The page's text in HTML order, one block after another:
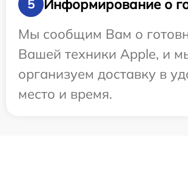
5
Информирование о
Мы сообщим Вам о
Вашей техники Apple, и
организуем доставку в
место и время.